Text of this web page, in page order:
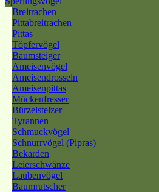
Breitrachen
Pittabreitrachen
Pittas
Töpfervögel
Baumsteiger
Ameisenvögel
Ameisendrosseln
Ameisenpittas
Mückenfresser
Bürzelstelzer
Tyrannen
Schmuckvögel
Schnurrvögel (Pipras)
Bekarden
Leierschwänze
Laubenvögel
Baumrutscher